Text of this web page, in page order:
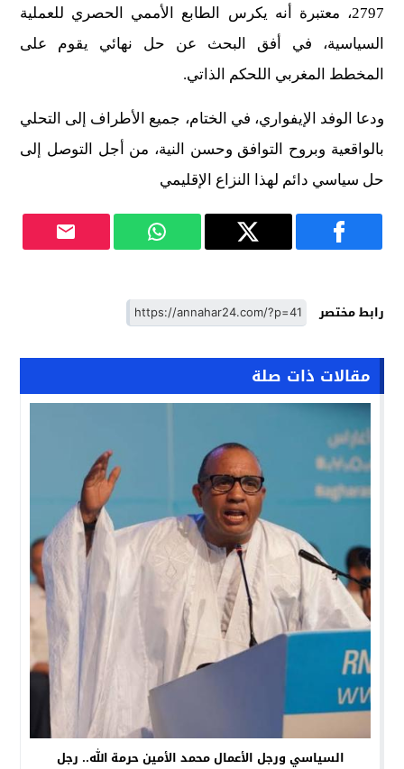
2797، معتبرة أنه يكرس الطابع الأممي الحصري للعملية
السياسية، في أفق البحث عن حل نهائي يقوم على
المخطط المغربي اللحكم الذاتي.
ودعا الوفد الإيفواري، في الختام، جميع الأطراف إلى التحلي
بالواقعية وبروح التوافق وحسن النية، من أجل التوصل إلى
حل سياسي دائم لهذا النزاع الإقليمي
رابط مختصر
مقالات ذات صلة
السياسي ورجل الأعمال محمد الأمين حرمة الله.. رجل